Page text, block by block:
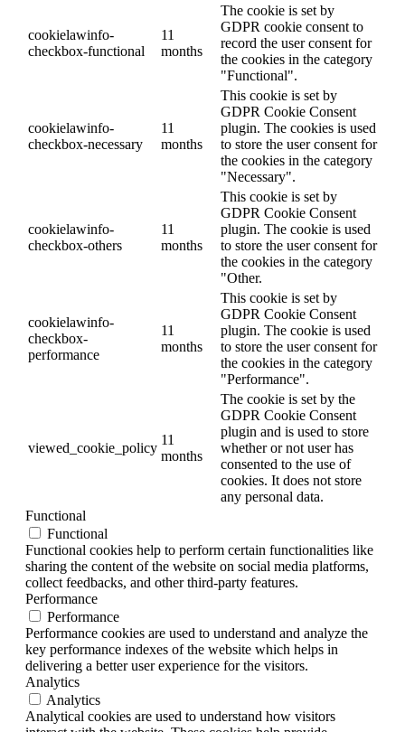
cookielawinfo-
checkbox-functional
11
months
The cookie is set by
GDPR cookie consent to
record the user consent for
the cookies in the category
"Functional".
cookielawinfo-
checkbox-necessary
11
months
This cookie is set by
GDPR Cookie Consent
plugin. The cookies is used
to store the user consent for
the cookies in the category
"Necessary".
cookielawinfo-
checkbox-others
11
months
This cookie is set by
GDPR Cookie Consent
plugin. The cookie is used
to store the user consent for
the cookies in the category
"Other.
cookielawinfo-
checkbox-
performance
11
months
This cookie is set by
GDPR Cookie Consent
plugin. The cookie is used
to store the user consent for
the cookies in the category
"Performance".
viewed_cookie_policy
11
months
The cookie is set by the
GDPR Cookie Consent
plugin and is used to store
whether or not user has
consented to the use of
cookies. It does not store
any personal data.
Functional
Functional
Functional cookies help to perform certain functionalities like
sharing the content of the website on social media platforms,
collect feedbacks, and other third-party features.
Performance
Performance
Performance cookies are used to understand and analyze the
key performance indexes of the website which helps in
delivering a better user experience for the visitors.
Analytics
Analytics
Analytical cookies are used to understand how visitors